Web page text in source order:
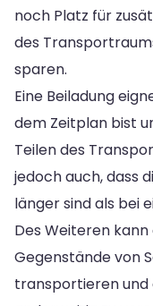
noch Platz für
des
sparen.
Eine Beiladung
dem Zeitplan bist
Teilen des
jedoch auch, dass
länger sind als bei
Des Weiteren kann
Gegenstände von
transportieren und